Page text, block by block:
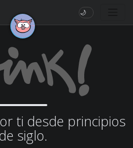
🌙
ti desde principios
siglo.